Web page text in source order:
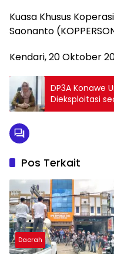
Kuasa Khusus
Saonanto
Kendari, 20 Oktober
DP3A Konawe
Dieksploitasi
PRT
Pos Terkait
Daerah